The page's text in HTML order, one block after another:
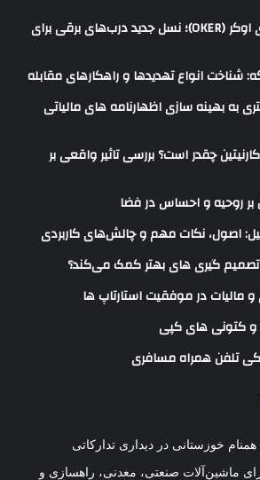
معرفی کرکره فولادی اوکر (OKER)؛ نسل جدید درب‌های برقی برای
شناخت انواع تهدیدها و راهکارهای مقابله
به بهینه سازی اظهارنامه های مالیاتی
چقدر است؟ بررسی تاثیر واقعی بر
بر روحیه و احساس در فضا
اصول، نکات مهم و چالش‌های کاربردی
تصمیم گیری های بهتر کمک می‌کند؟
مالیات در موفقیت استارتاپ ها
و کتونی های کپی
تلفن همراه مسافری
خوزستانی در دیداری تدارکاتی
ماشین‌آلات صنعتی، معدنی، راهسازی و